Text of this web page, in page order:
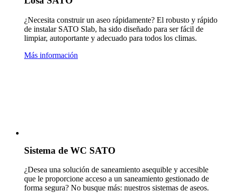
¿Necesita construir un aseo rápidamente? El robusto y rápido
de instalar SATO Slab, ha sido diseñado para ser fácil de
limpiar, autoportante y adecuado para todos los climas.
Más información
Sistema de WC SATO
¿Desea una solución de saneamiento asequible y accesible
que le proporcione acceso a un saneamiento gestionado de
forma segura? No busque más: nuestros sistemas de aseos.